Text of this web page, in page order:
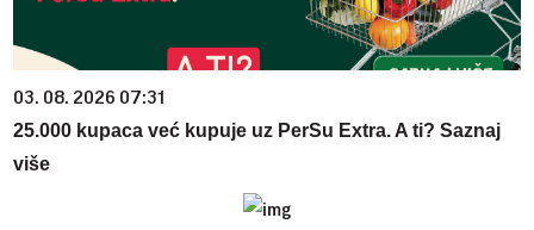
03. 08. 2026 07:31
25.000 kupaca već kupuje uz PerSu Extra. A ti? Saznaj
više